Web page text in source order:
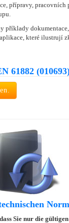
přípravy, pracovních
příklady
které ilustrují
61882
Sie nur die